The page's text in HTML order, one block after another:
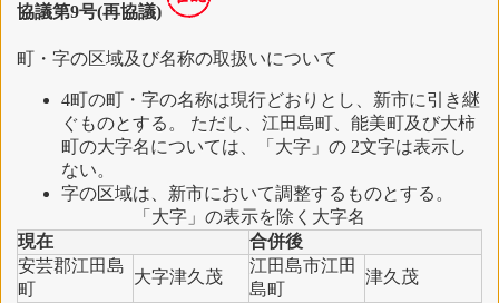
協議第9号(再協議)
町・字の区域及び名称の取扱いについて
4町の町・字の名称は現行どおりとし、新市に引き継
ぐものとする。 ただし、江田島町、能美町及び大柿
町の大字名については、「大字」の 2文字は表示し
ない。
字の区域は、新市において調整するものとする。
「大字」の表示を除く大字名
現在
合併後
安芸郡江田島
町
大字津久茂
江田島市江田
島町
津久茂